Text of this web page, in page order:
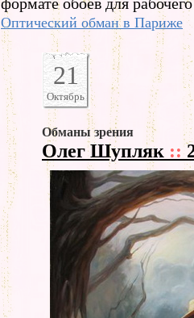
Оптический обман в Париже
21
Октябрь
Обманы зрения
Олег Шупляк ::